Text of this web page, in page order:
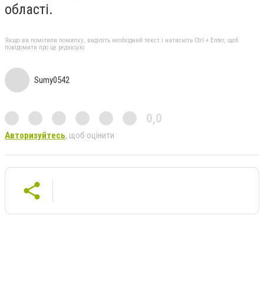
області.
Якщо ви помітили помилку, виділіть необхідний текст і натисніть Ctrl + Enter, щоб
повідомити про це редакцію
Sumy0542
0,0
Авторизуйтесь, щоб оцінити